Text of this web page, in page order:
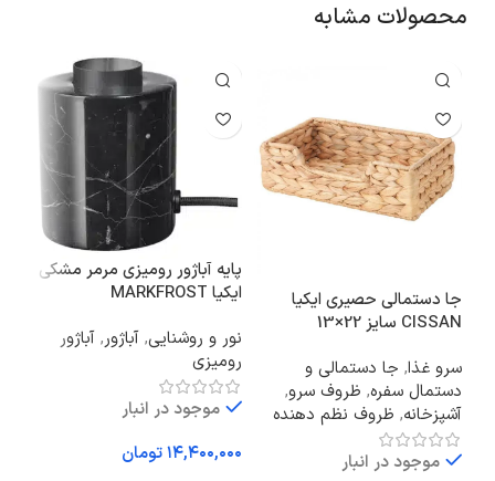
محصولات مشابه
جا دستمالی حصیری ایکیا
CISSAN سایز 22×13
سرو غذا, جا دستمالی و
دستمال سفره, ظروف سرو,
آشپزخانه, ظروف نظم دهنده
موجود در انبار
پایه آباژور رومیزی مرمر مشکی
ایکیا MARKFROST
نور و روشنایی, آباژور, آباژور
رومیزی
موجود در انبار
تومان